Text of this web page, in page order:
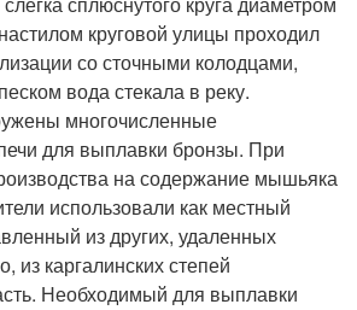
круговой улицы проходил
со сточными колодцами,
вода стекала в реку.
многочисленные
для выплавки бронзы. При
на содержание мышьяка
использовали как местный
из других, удаленных
из каргалинских степей
Необходимый для выплавки